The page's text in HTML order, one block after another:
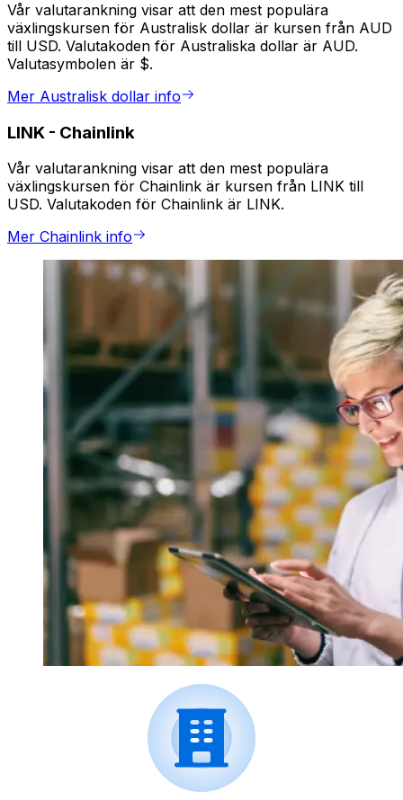
Vår valutarankning visar att den mest populära
växlingskursen för Australisk dollar är kursen från AUD
till USD. Valutakoden för Australiska dollar är AUD.
Valutasymbolen är $.
Mer Australisk dollar info
LINK - Chainlink
Vår valutarankning visar att den mest populära
växlingskursen för Chainlink är kursen från LINK till
USD. Valutakoden för Chainlink är LINK.
Mer Chainlink info